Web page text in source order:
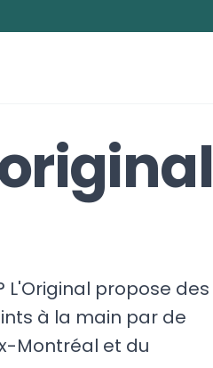
L'Original propose des
à la main par de
Montréal et du